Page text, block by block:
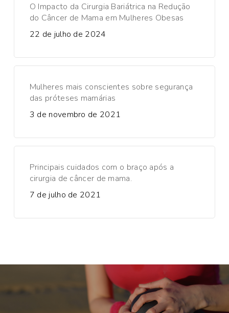
O Impacto da Cirurgia Bariátrica na Redução
do Câncer de Mama em Mulheres Obesas
22 de julho de 2024
Mulheres mais conscientes sobre segurança
das próteses mamárias
3 de novembro de 2021
Principais cuidados com o braço após a
cirurgia de câncer de mama.
7 de julho de 2021